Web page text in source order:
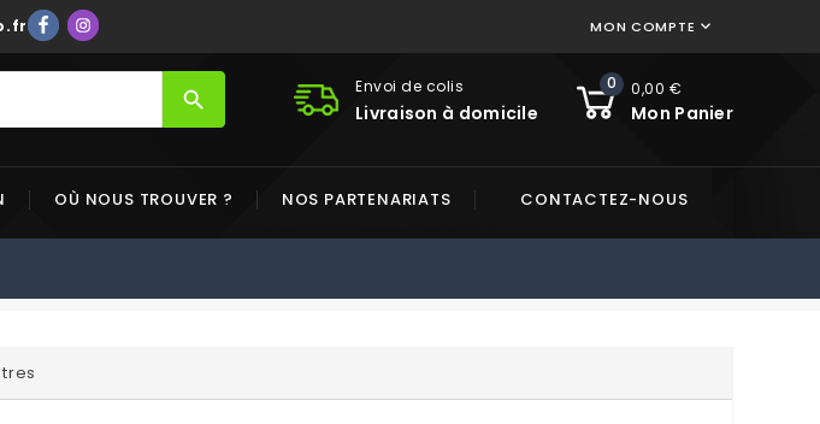
MON COMPTE 
0 0,00 €
Mon Panier
Envoi de colis
Livraison à domicile
search
OÙ NOUS TROUVER ? NOS PARTENARIATS CONTACTEZ-NOUS